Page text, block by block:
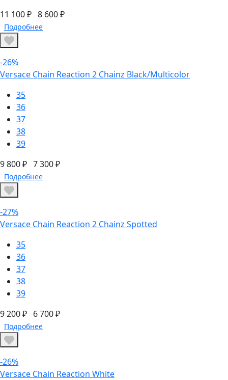
11 100 ₽ 8 600 ₽
Подробнее
-26%
Versace Chain Reaction 2 Chainz Black/Multicolor
35
36
37
38
39
9 800 ₽ 7 300 ₽
Подробнее
-27%
Versace Chain Reaction 2 Chainz Spotted
35
36
37
38
39
9 200 ₽ 6 700 ₽
Подробнее
-26%
Versace Chain Reaction White